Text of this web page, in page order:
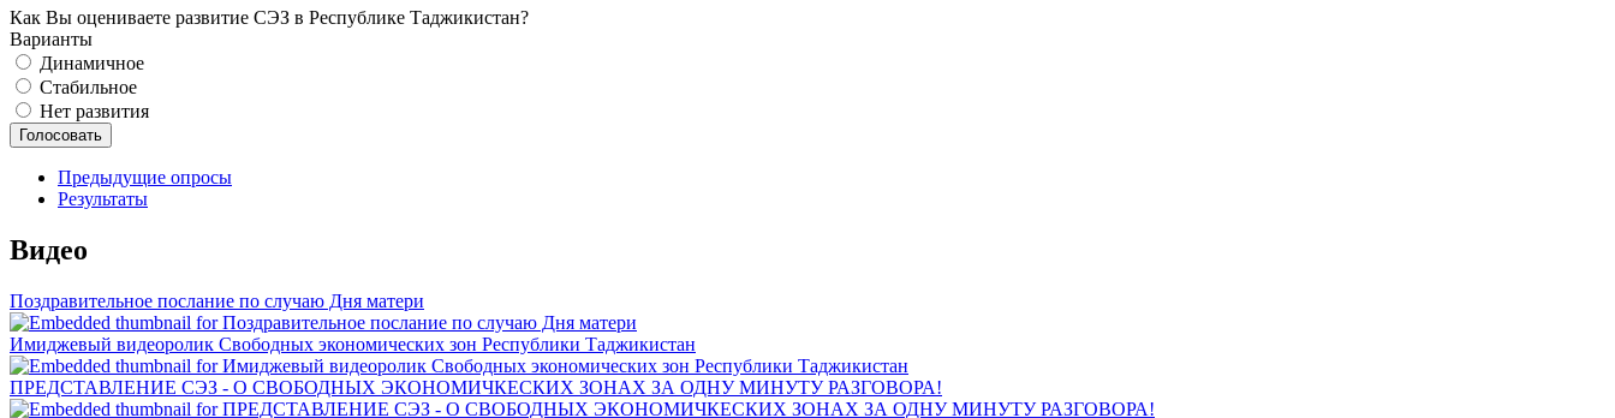
Как Вы оцениваете развитие СЭЗ в Республике Таджикистан?
Варианты
Динамичное
Стабильное
Нет развития
Предыдущие опросы
Результаты
Видео
Поздравительное послание по случаю Дня матери
Имиджевый видеоролик Свободных экономических зон Республики Таджикистан
ПРЕДСТАВЛЕНИЕ СЭЗ - О СВОБОДНЫХ ЭКОНОМИЧКЕСКИХ ЗОНАХ ЗА ОДНУ МИНУТУ РАЗГОВОРА!